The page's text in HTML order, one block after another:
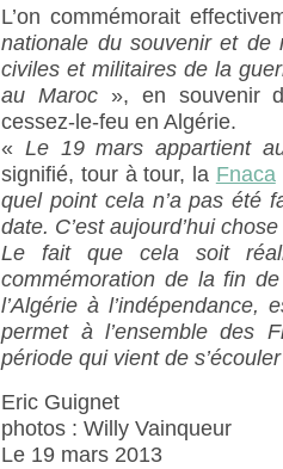
L’on commémorait
nationale du souvenir et de
civiles et militaires de la
au Maroc », en souvenir
cessez-le-feu en Algérie.
« Le 19 mars appartient
signifié, tour à tour, la Fnaca
quel point cela n’a pas été
date. C’est aujourd’hui
Le fait que cela soit
commémoration de la fin
l’Algérie à l’indépendance,
permet à l’ensemble des
période qui vient de s’écouler
Eric Guignet
photos : Willy Vainqueur
Le 19 mars 2013